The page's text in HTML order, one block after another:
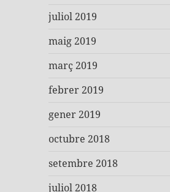
juliol 2019
maig 2019
març 2019
febrer 2019
gener 2019
octubre 2018
setembre 2018
juliol 2018